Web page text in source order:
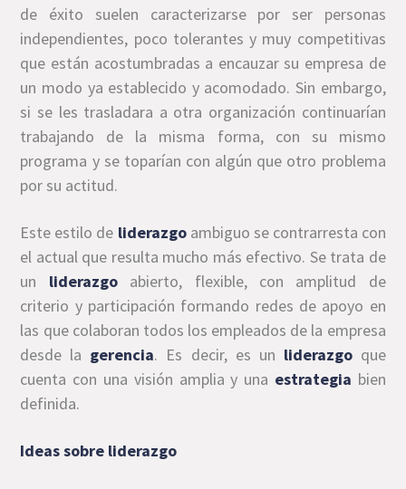
de éxito suelen caracterizarse por ser personas
independientes, poco tolerantes y muy competitivas
que están acostumbradas a encauzar su empresa de
un modo ya establecido y acomodado. Sin embargo,
si se les trasladara a otra organización continuarían
trabajando de la misma forma, con su mismo
programa y se toparían con algún que otro problema
por su actitud.
Este estilo de liderazgoambiguo se contrarresta con
el actual que resulta mucho más efectivo. Se trata de
un liderazgoabierto, flexible, con amplitud de
criterio y participación formando redes de apoyo en
las que colaboran todos los empleados de la empresa
desde la gerencia. Es decir, es un liderazgoque
cuenta con una visión amplia y una estrategia bien
definida.
Ideas sobre liderazgo